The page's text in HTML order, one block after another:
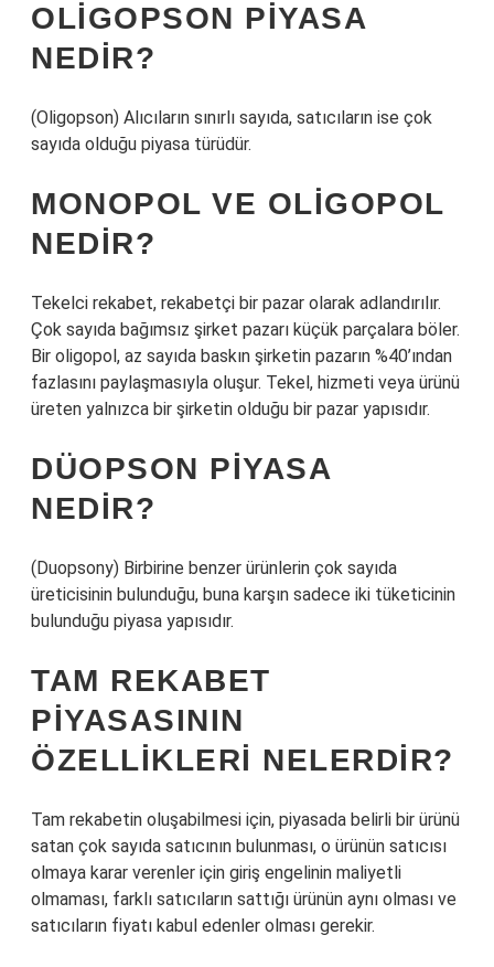
OLIGOPSON PIYASA
NEDIR?
(Oligopson) Alıcıların sınırlı sayıda, satıcıların ise çok
sayıda olduğu piyasa türüdür.
MONOPOL VE OLIGOPOL
NEDIR?
Tekelci rekabet, rekabetçi bir pazar olarak adlandırılır.
Çok sayıda bağımsız şirket pazarı küçük parçalara böler.
Bir oligopol, az sayıda baskın şirketin pazarın %40’ından
fazlasını paylaşmasıyla oluşur. Tekel, hizmeti veya ürünü
üreten yalnızca bir şirketin olduğu bir pazar yapısıdır.
DÜOPSON PIYASA
NEDIR?
(Duopsony) Birbirine benzer ürünlerin çok sayıda
üreticisinin bulunduğu, buna karşın sadece iki tüketicinin
bulunduğu piyasa yapısıdır.
TAM REKABET
PIYASASININ
ÖZELLIKLERI NELERDIR?
Tam rekabetin oluşabilmesi için, piyasada belirli bir ürünü
satan çok sayıda satıcının bulunması, o ürünün satıcısı
olmaya karar verenler için giriş engelinin maliyetli
olmaması, farklı satıcıların sattığı ürünün aynı olması ve
satıcıların fiyatı kabul edenler olması gerekir.